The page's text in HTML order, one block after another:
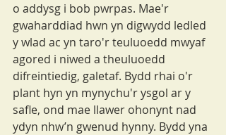
o addysg i bob pwrpas. Mae'r
gwaharddiad hwn yn digwydd ledled
y wlad ac yn taro'r teuluoedd mwyaf
agored i niwed a theuluoedd
difreintiedig, galetaf. Bydd rhai o'r
plant hyn yn mynychu'r ysgol ar y
safle, ond mae llawer ohonynt nad
ydyn nhw’n gwenud hynny. Bydd yna